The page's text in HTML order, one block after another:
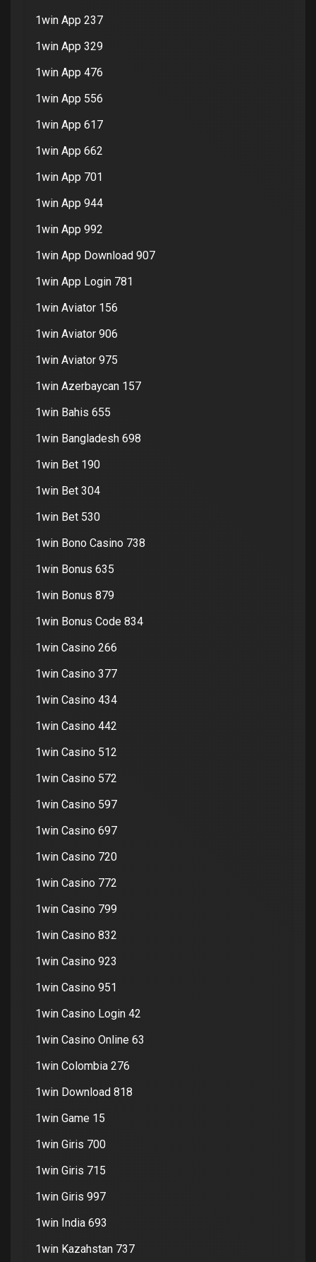
1win App 237
1win App 329
1win App 476
1win App 556
1win App 617
1win App 662
1win App 701
1win App 944
1win App 992
1win App Download 907
1win App Login 781
1win Aviator 156
1win Aviator 906
1win Aviator 975
1win Azerbaycan 157
1win Bahis 655
1win Bangladesh 698
1win Bet 190
1win Bet 304
1win Bet 530
1win Bono Casino 738
1win Bonus 635
1win Bonus 879
1win Bonus Code 834
1win Casino 266
1win Casino 377
1win Casino 434
1win Casino 442
1win Casino 512
1win Casino 572
1win Casino 597
1win Casino 697
1win Casino 720
1win Casino 772
1win Casino 799
1win Casino 832
1win Casino 923
1win Casino 951
1win Casino Login 42
1win Casino Online 63
1win Colombia 276
1win Download 818
1win Game 15
1win Giris 700
1win Giris 715
1win Giris 997
1win India 693
1win Kazahstan 737